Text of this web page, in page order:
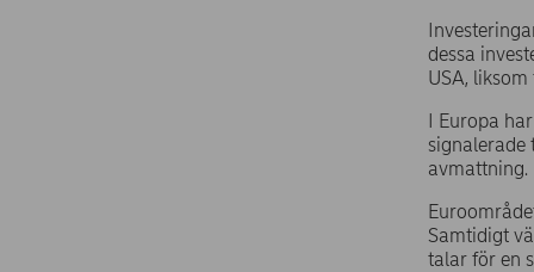
dessa
USA,
I Europa
signalerade
avmattning.
Samtidigt
talar för en